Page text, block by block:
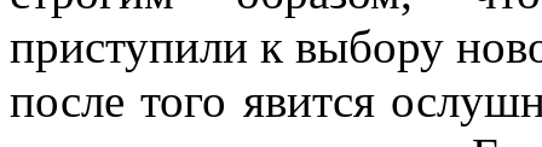
приступили к выбору
после того явится